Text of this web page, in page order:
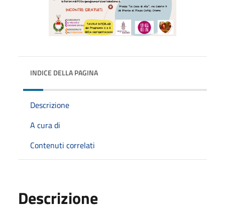
INDICE DELLA PAGINA
Descrizione
A cura di
Contenuti correlati
Descrizione